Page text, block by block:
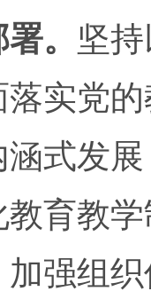
。 坚
落实党
式发
育教
强组